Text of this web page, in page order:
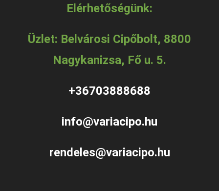
Elérhetőségünk:
Üzlet: Belvárosi Cipőbolt, 8800
Nagykanizsa, Fő u. 5.
+36703888688
info@variacipo.hu
rendeles@variacipo.hu